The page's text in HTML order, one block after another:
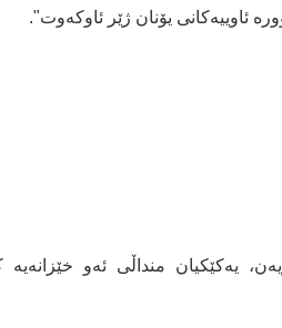
یەکێکیان منداڵی ئەو خێزانەیە